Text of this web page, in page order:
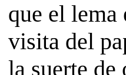
que el lema
visita del
la suerte de